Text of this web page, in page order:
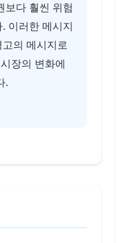
보다 훨씬 위험
이러한 메시지
의 메시지로
장의 변화에
.